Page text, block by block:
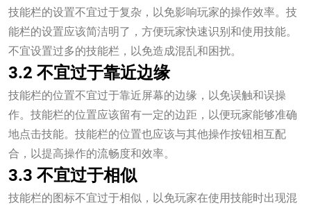
技能栏的设置不宜过于复杂，以免影响玩家的操作效率。技
能栏的设置应该简洁明了，方便玩家快速识别和使用技能。
不宜设置过多的技能栏，以免造成混乱和困扰。
3.2 不宜过于靠近边缘
技能栏的位置不宜过于靠近屏幕的边缘，以免误触和误操
作。技能栏的位置应该留有一定的边距，以便玩家能够准确
地点击技能。技能栏的位置也应该与其他操作按钮相互配
合，以提高操作的流畅度和效率。
3.3 不宜过于相似
技能栏的图标不宜过于相似，以免玩家在使用技能时出现混